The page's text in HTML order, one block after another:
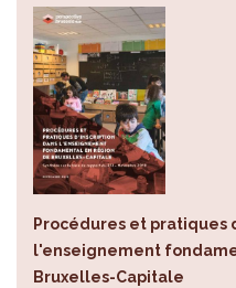
Procédures et pratiques
l'enseignement
Bruxelles-Capitale